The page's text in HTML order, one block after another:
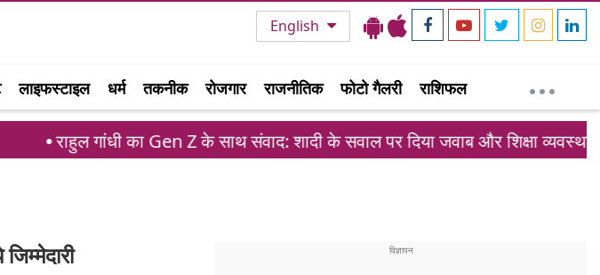
English
लाइफस्टाइल धर्म तकनीक रोजगार राजनीतिक फोटो गैलरी राशिफल
का Gen Z के साथ संवाद: शादी के सवाल पर दिया जवाब और शिक्षा व्यवस्था पर जताई चिंता